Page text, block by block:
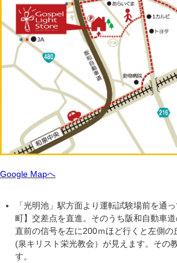
Google Mapへ
「光明池」駅方面より運転試験場前を通
町】交差点を直進。そのうち阪和自動車
直前の信号を左に200ｍほど行くと左側の
(泉キリスト栄光教会）が見えます。その
す。